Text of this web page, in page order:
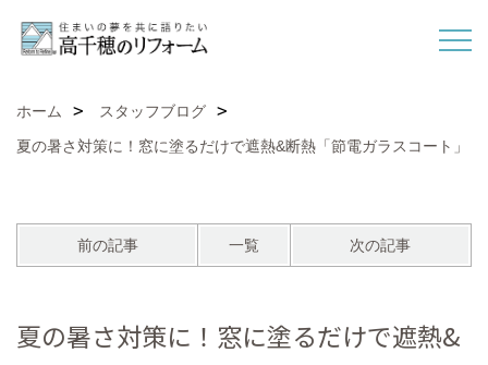
ホーム
スタッフブログ
夏の暑さ対策に！窓に塗るだけで遮熱&断熱「節電ガラスコート」
前の記事 一覧 次の記事
夏の暑さ対策に！窓に塗るだけで遮熱&